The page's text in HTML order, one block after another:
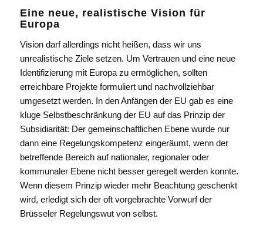
Eine neue, realistische Vision für
Europa
Vision darf allerdings nicht heißen, dass wir uns
unrealistische Ziele setzen. Um Vertrauen und eine neue
Identifizierung mit Europa zu ermöglichen, sollten
erreichbare Projekte formuliert und nachvollziehbar
umgesetzt werden. In den Anfängen der EU gab es eine
kluge Selbstbeschränkung der EU auf das Prinzip der
Subsidiarität: Der gemeinschaftlichen Ebene wurde nur
dann eine Regelungskompetenz eingeräumt, wenn der
betreffende Bereich auf nationaler, regionaler oder
kommunaler Ebene nicht besser geregelt werden konnte.
Wenn diesem Prinzip wieder mehr Beachtung geschenkt
wird, erledigt sich der oft vorgebrachte Vorwurf der
Brüsseler Regelungswut von selbst.